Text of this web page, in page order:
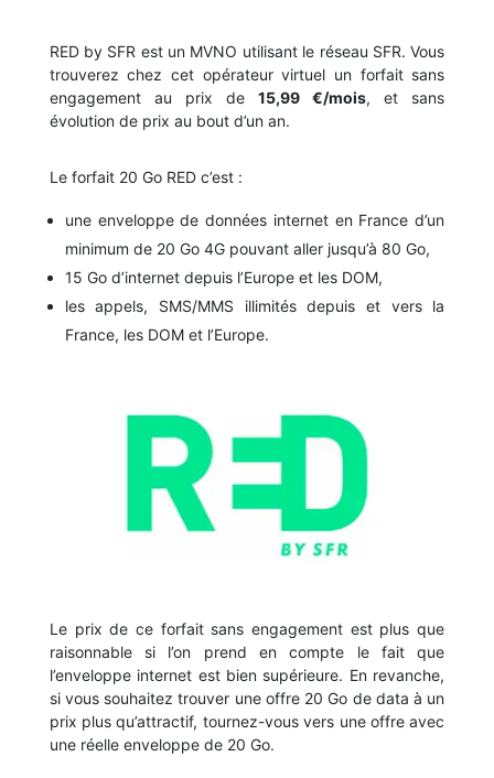
RED by SFR est un MVNO utilisant le réseau SFR. Vous
trouverez chez cet opérateur virtuel un forfait sans
engagement au prix de15,99 €/mois, et sans
évolution de prix au bout d’un an.
Le forfait 20 Go RED c’est :
une enveloppe de données internet en France d’un
minimum de 20 Go 4G pouvant aller jusqu’à 80 Go,
15 Go d’internet depuis l’Europe et les DOM,
les appels, SMS/MMS illimités depuis et vers la
France, les DOM et l’Europe.
Le prix de ce forfait sans engagement est plus que
raisonnable si l’on prend en compte le fait que
l’enveloppe internet est bien supérieure. En revanche,
si vous souhaitez trouver une offre 20 Go de data à un
prix plus qu’attractif, tournez-vous vers une offre avec
une réelle enveloppe de 20 Go.